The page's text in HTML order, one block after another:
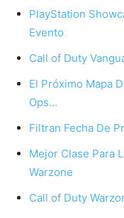
PlayStation
Evento
Call of Duty
El Próximo Mapa
Ops…
Filtran Fecha De
Mejor Clase Para
Warzone
Call of Duty